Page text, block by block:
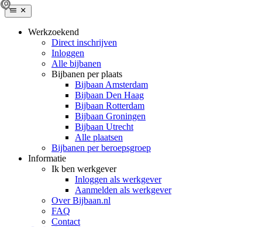
Werkzoekend
Direct inschrijven
Inloggen
Alle bijbanen
Bijbanen per plaats
Bijbaan Amsterdam
Bijbaan Den Haag
Bijbaan Rotterdam
Bijbaan Groningen
Bijbaan Utrecht
Alle plaatsen
Bijbanen per beroepsgroep
Informatie
Ik ben werkgever
Inloggen als werkgever
Aanmelden als werkgever
Over Bijbaan.nl
FAQ
Contact